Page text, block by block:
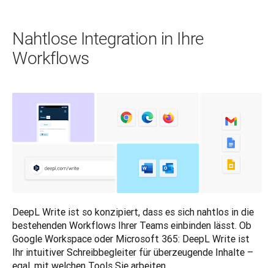
Nahtlose Integration in Ihre
Workflows
DeepL Write ist so konzipiert, dass es sich nahtlos in die
bestehenden Workflows Ihrer Teams einbinden lässt. Ob
Google Workspace oder Microsoft 365: DeepL Write ist
Ihr intuitiver Schreibbegleiter für überzeugende Inhalte –
egal, mit welchen Tools Sie arbeiten.